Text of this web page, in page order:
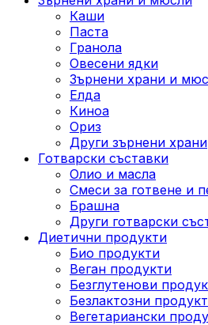
Каши
Паста
Гранола
Овесени ядки
Зърнени храни и
Елда
Киноа
Ориз
Други зърнени храни
Готварски съставки
Олио и масла
Смеси за готвене и
Брашна
Други готварски
Диетични продукти
Био продукти
Веган продукти
Безглутенови
Безлактозни
Вегетариански